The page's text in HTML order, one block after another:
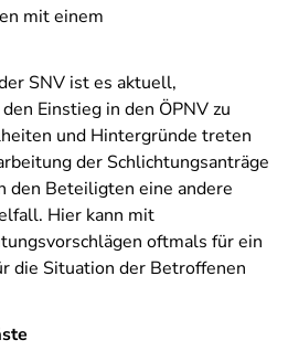
mit einem
SNV ist es aktuell,
Einstieg in den ÖPNV zu
und Hintergründe treten
der Schlichtungsanträge
den Beteiligten eine andere
Hier kann mit
oftmals für ein
die Situation der Betroffenen